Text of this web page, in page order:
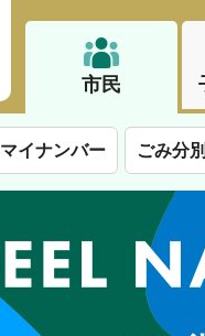
市民
マイナンバー ごみ分別